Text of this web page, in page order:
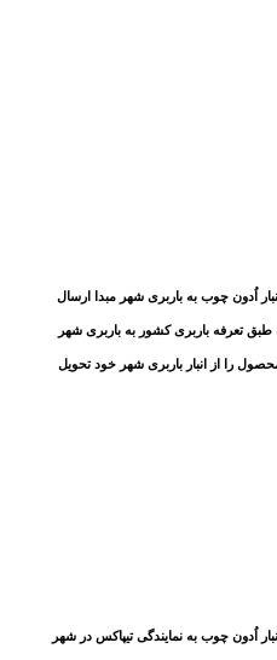
اُدون چوب به باربری شهر مبدا ارسال
طبق تعرفه باربری کشور به باربری شهر
را از انبار باربری شهر خود تحویل
اُدون چوب به نمایندگی تیپاکس در شهر